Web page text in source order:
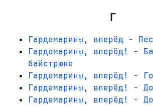
Г
Гардемарины, вперёд -
Гардемарины, вперёд! -
байстрюке
Гардемарины, вперёд! -
Гардемарины, вперёд! -
Гардемарины, вперёд! -